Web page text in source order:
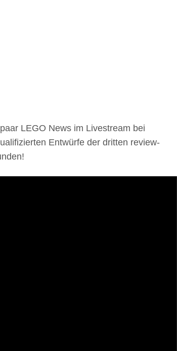
LEGO News im Livestream bei
Entwürfe der dritten review-